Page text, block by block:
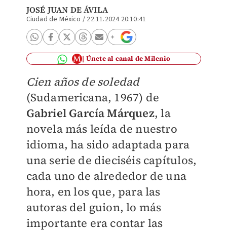
JOSÉ JUAN DE ÁVILA
Ciudad de México / 22.11.2024 20:10:41
Únete al canal de Milenio
Cien años de soledad
(Sudamericana, 1967) de
Gabriel García Márquez, la
novela más leída de nuestro
idioma, ha sido adaptada para
una serie de dieciséis capítulos,
cada uno de alrededor de una
hora, en los que, para las
autoras del guion, lo más
importante era contar las